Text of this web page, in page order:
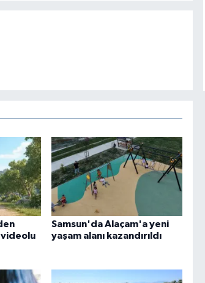
videolu
Samsun'da Alaçam'a yeni
yaşam alanı kazandırıldı